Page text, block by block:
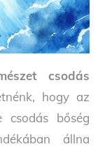
csodás
hogy az
csodás bőség
állna